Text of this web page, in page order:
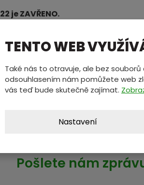
je ZAVŘENO.
svátků a úspěšný nový rok
Pošlete nám
TENTO WEB
Také nás to otravuje, ale bez
odsouhlasením nám pomůžete web
vás teď bude skutečně zajímat.
Nastavení